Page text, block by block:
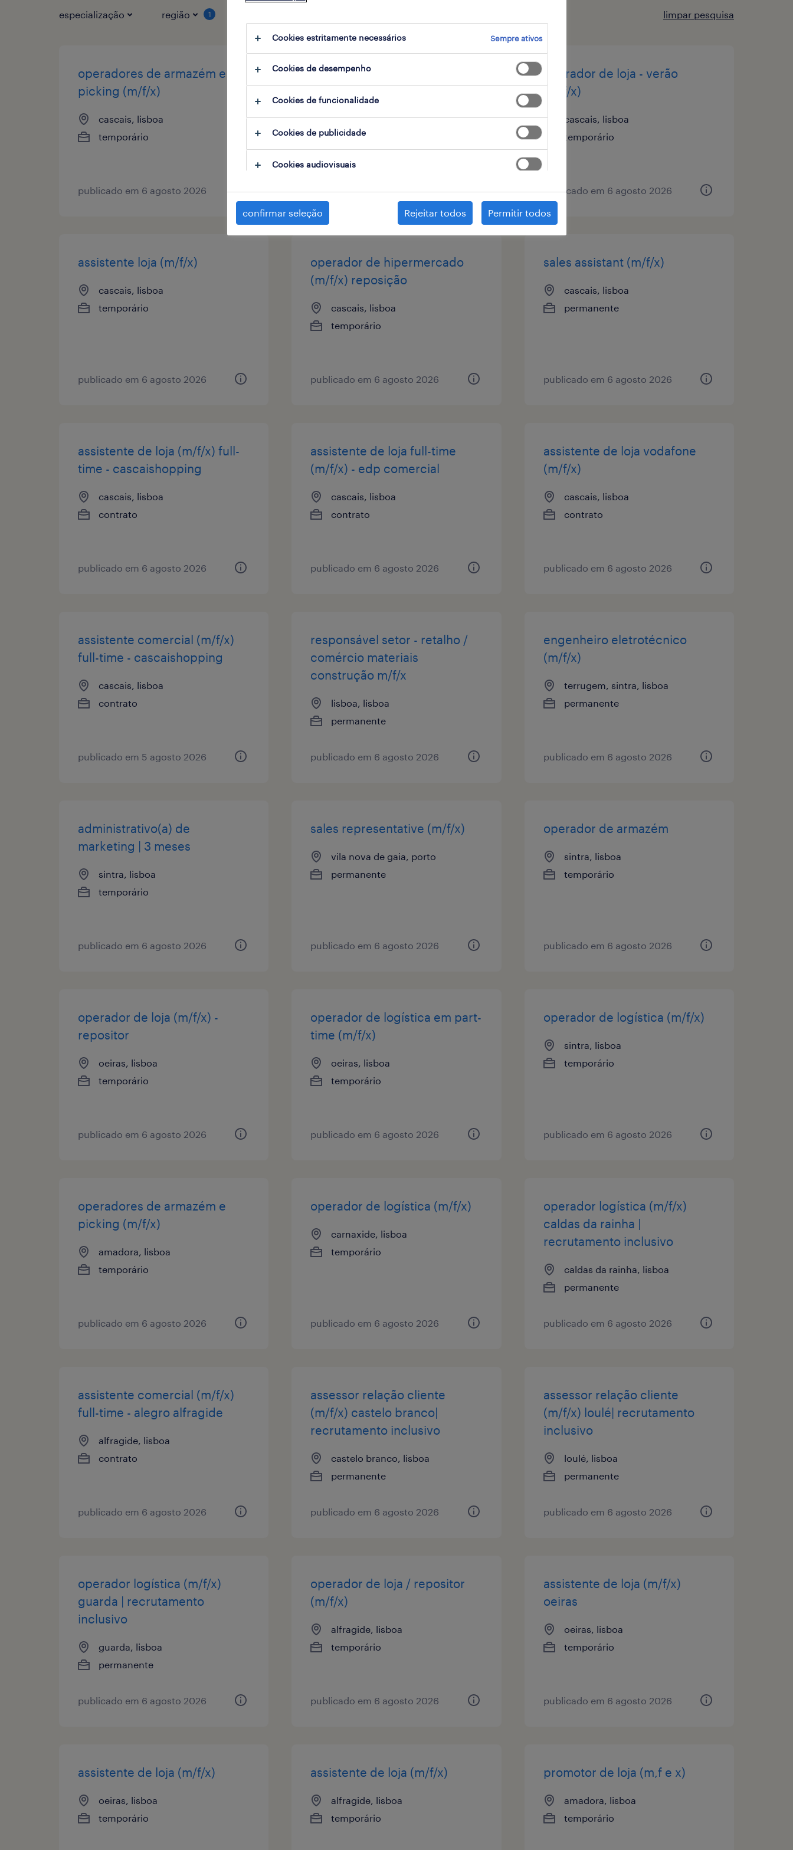
especialização região 1 limpar pesquisa
operadores de armazém e
picking (m/f/x)
cascais, lisboa
temporário
publicado em 6 agosto 2026
operador de logística (m/f/x)
cascais, lisboa
temporário
publicado em 6 agosto 2026
operador de loja - verão
(m/f/x)
cascais, lisboa
temporário
publicado em 6 agosto 2026
assistente loja (m/f/x)
cascais, lisboa
temporário
publicado em 6 agosto 2026
operador de hipermercado
(m/f/x) reposição
cascais, lisboa
temporário
publicado em 6 agosto 2026
sales assistant (m/f/x)
cascais, lisboa
permanente
publicado em 6 agosto 2026
assistente de loja (m/f/x) full-
time - cascaishopping
cascais, lisboa
contrato
publicado em 6 agosto 2026
assistente de loja full-time
(m/f/x) - edp comercial
cascais, lisboa
contrato
publicado em 6 agosto 2026
assistente de loja vodafone
(m/f/x)
cascais, lisboa
contrato
publicado em 6 agosto 2026
assistente comercial (m/f/x)
full-time - cascaishopping
cascais, lisboa
contrato
publicado em 5 agosto 2026
responsável setor - retalho /
comércio materiais
construção m/f/x
lisboa, lisboa
permanente
publicado em 6 agosto 2026
engenheiro eletrotécnico
(m/f/x)
terrugem, sintra, lisboa
permanente
publicado em 6 agosto 2026
administrativo(a) de
marketing | 3 meses
sintra, lisboa
temporário
publicado em 6 agosto 2026
sales representative (m/f/x)
vila nova de gaia, porto
permanente
publicado em 6 agosto 2026
operador de armazém
sintra, lisboa
temporário
publicado em 6 agosto 2026
operador de loja (m/f/x) -
repositor
oeiras, lisboa
temporário
publicado em 6 agosto 2026
operador de logística em part-
time (m/f/x)
oeiras, lisboa
temporário
publicado em 6 agosto 2026
operador de logística (m/f/x)
sintra, lisboa
temporário
publicado em 6 agosto 2026
operadores de armazém e
picking (m/f/x)
amadora, lisboa
temporário
publicado em 6 agosto 2026
operador de logística (m/f/x)
carnaxide, lisboa
temporário
publicado em 6 agosto 2026
operador logística (m/f/x)
caldas da rainha |
recrutamento inclusivo
caldas da rainha, lisboa
permanente
publicado em 6 agosto 2026
assistente comercial (m/f/x)
full-time - alegro alfragide
alfragide, lisboa
contrato
publicado em 6 agosto 2026
assessor relação cliente
(m/f/x) castelo branco|
recrutamento inclusivo
castelo branco, lisboa
permanente
publicado em 6 agosto 2026
assessor relação cliente
(m/f/x) loulé| recrutamento
inclusivo
loulé, lisboa
permanente
publicado em 6 agosto 2026
operador logística (m/f/x)
guarda | recrutamento
inclusivo
guarda, lisboa
permanente
publicado em 6 agosto 2026
operador de loja / repositor
(m/f/x)
alfragide, lisboa
temporário
publicado em 6 agosto 2026
assistente de loja (m/f/x)
oeiras
oeiras, lisboa
temporário
publicado em 6 agosto 2026
assistente de loja (m/f/x)
oeiras, lisboa
temporário
assistente de loja (m/f/x)
alfragide, lisboa
temporário
promotor de loja (m,f e x)
amadora, lisboa
temporário
Cookies estritamente necessários Sempre ativos
Cookies de desempenho
Cookies de funcionalidade
Cookies de publicidade
Cookies audiovisuais
confirmar seleção Rejeitar todos Permitir todos